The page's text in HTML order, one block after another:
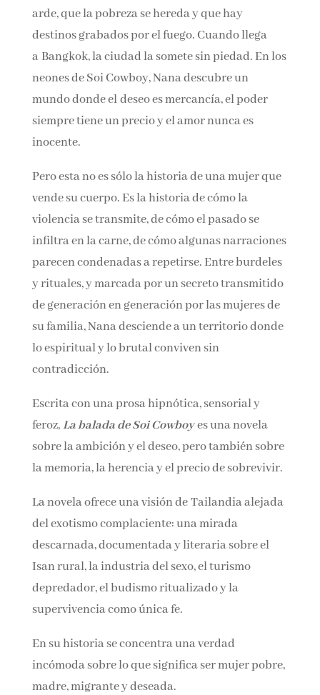
Nana aprende pronto que el cuerpo también
arde, que la pobreza se hereda y que hay
destinos grabados por el fuego. Cuando llega
a Bangkok, la ciudad la somete sin piedad. En
los neones de Soi Cowboy, Nana descubre un
mundo donde el deseo es mercancía, el poder
siempre tiene un precio y el amor nunca es
Pero esta no es sólo la historia de una mujer
que vende su cuerpo. Es la historia de cómo la
violencia se transmite, de cómo el pasado se
infiltra en la carne, de cómo algunas
narraciones parecen condenadas a repetirse.
Entre burdeles y rituales, y marcada por un
secreto transmitido de generación en
generación por las mujeres de su familia, Nana
desciende a un territorio donde lo espiritual y
Escrita con una prosa hipnótica, sensorial y
feroz,La balada de Soi Cowboyes una novela
sobre la ambición y el deseo, pero también
La novela ofrece una visión de Tailandia
alejada del exotismo complaciente: una mirada
descarnada, documentada y literaria sobre el
Isan rural, la industria del sexo, el turismo
En su historia se concentra una verdad